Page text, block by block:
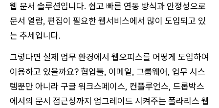
웹 문서 솔루션입니다. 쉽고 빠른 연동 방식과 안정성으로
문서 열람, 편집이 필요한 웹서비스에서 많이 도입되고 있
는 추세입니다.
그렇다면 실제 업무 환경에서 웹오피스를 어떻게 도입하여
이용하고 있을까요? 협업툴, 이메일, 그룹웨어, 업무 시스
템뿐만 아니라 구글 워크스페이스, 컨플루언스, 드롭박스
에서의 문서 접근성까지 업그레이드 시켜주는 폴라리스 웹